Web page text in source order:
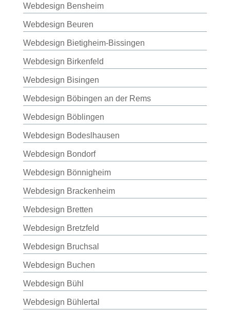
Webdesign Bensheim
Webdesign Beuren
Webdesign Bietigheim-Bissingen
Webdesign Birkenfeld
Webdesign Bisingen
Webdesign Böbingen an der Rems
Webdesign Böblingen
Webdesign Bodeslhausen
Webdesign Bondorf
Webdesign Bönnigheim
Webdesign Brackenheim
Webdesign Bretten
Webdesign Bretzfeld
Webdesign Bruchsal
Webdesign Buchen
Webdesign Bühl
Webdesign Bühlertal